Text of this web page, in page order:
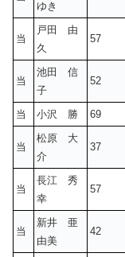
ゆき
当
戸田 由
久
57
当
池田 信
子
52
当 小沢 勝 69
当
松原 大
介
37
当
長江 秀
幸
57
当
新井 亜
由美
42